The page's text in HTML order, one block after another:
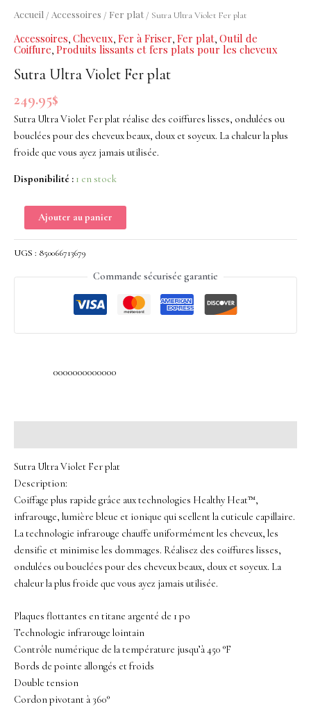
Accueil / Accessoires / Fer plat/ Sutra Ultra Violet Fer plat
Accessoires, Cheveux, Fer à Friser, Fer plat, Outil de
Coiffure, Produits lissants et fers plats pour les cheveux
Sutra Ultra Violet Fer plat
249.95$
Sutra Ultra Violet Fer plat réalise des coiffures lisses, ondulées ou
bouclées pour des cheveux beaux, doux et soyeux. La chaleur la plus
froide que vous ayez jamais utilisée.
Disponibilité : 1 en stock
Fer
Ajouter au panier
UGS : 850066713679
Commande sécurisée garantie
0000000000000
Sutra Ultra Violet Fer plat
Description:
Coiffage plus rapide grâce aux technologies Healthy Heat™,
infrarouge, lumière bleue et ionique qui scellent la cuticule capillaire.
La technologie infrarouge chauffe uniformément les cheveux, les
densifie et minimise les dommages. Réalisez des coiffures lisses,
ondulées ou bouclées pour des cheveux beaux, doux et soyeux. La
chaleur la plus froide que vous ayez jamais utilisée.
Plaques flottantes en titane argenté de 1 po
Technologie infrarouge lointain
Contrôle numérique de la température jusqu’à 450 °F
Bords de pointe allongés et froids
Double tension
Cordon pivotant à 360°